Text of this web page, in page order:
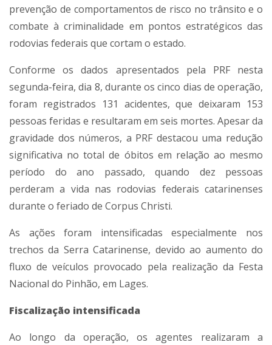
prevenção de comportamentos de risco no trânsito e o
combate à criminalidade em pontos estratégicos das
rodovias federais que cortam o estado.
Conforme os dados apresentados pela PRF nesta
segunda-feira, dia 8, durante os cinco dias de operação,
foram registrados 131 acidentes, que deixaram 153
pessoas feridas e resultaram em seis mortes. Apesar da
gravidade dos números, a PRF destacou uma redução
significativa no total de óbitos em relação ao mesmo
período do ano passado, quando dez pessoas
perderam a vida nas rodovias federais catarinenses
durante o feriado de Corpus Christi.
As ações foram intensificadas especialmente nos
trechos da Serra Catarinense, devido ao aumento do
fluxo de veículos provocado pela realização da Festa
Nacional do Pinhão, em Lages.
Fiscalização intensificada
Ao longo da operação, os agentes realizaram a